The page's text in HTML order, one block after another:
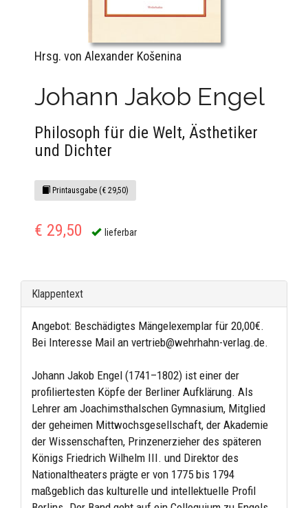
Hrsg. von Alexander Košenina
Johann Jakob Engel
Philosoph für die Welt, Ästhetiker
und Dichter
Printausgabe (€ 29,50)
€ 29,50 lieferbar
Klappentext
Angebot: Beschädigtes Mängelexemplar für 20,00€.
Bei Interesse Mail an vertrieb@wehrhahn-verlag.de.
Johann Jakob Engel (1741–1802) ist einer der
profiliertesten Köpfe der Berliner Aufklärung. Als
Lehrer am Joachimsthalschen Gymnasium, Mitglied
der geheimen Mittwochsgesellschaft, der Akademie
der Wissenschaften, Prinzenerzieher des späteren
Königs Friedrich Wilhelm III. und Direktor des
Nationaltheaters prägte er von 1775 bis 1794
maßgeblich das kulturelle und intellektuelle Profil